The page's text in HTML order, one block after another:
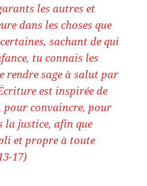
les autres et
dans les choses que
sachant de qui
tu connais les
rendre sage à salut par
est inspirée de
pour convaincre, pour
justice, afin que
et propre à toute
17)